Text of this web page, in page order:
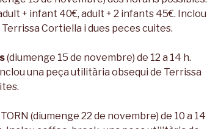
adult + infant 40€, adult + 2 infants 45€. Inclou
Cortiella i dues peces cuites.
(diumenge 15 de novembre) de 12 a 14 h.
una peça utilitària obsequi de Terrissa
(diumenge 22 de novembre) de 10 a 14